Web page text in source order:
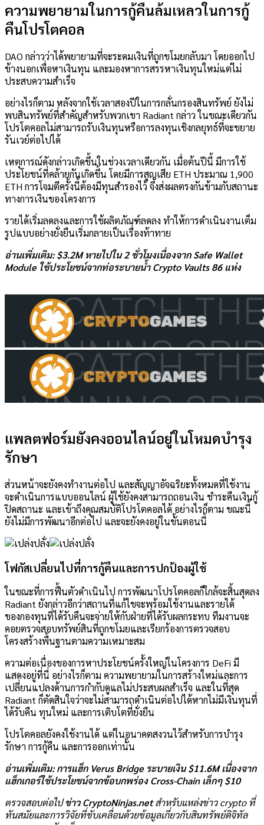
ความพยายามในการกู้คืนล้มเหลวในการกู้
คืนโปรโตคอล
DAO กล่าวว่าได้พยายามที่จะระดมเงินที่ถูกขโมยกลับมา โดยออกไป
ข้างนอกเพื่อหาเงินทุน และมองหาการสรรหาเงินทุนใหม่แต่ไม่
ประสบความสำเร็จ
อย่างไรก็ตาม หลังจากใช้เวลาสองปีในการกลั่นกรองสินทรัพย์ ยังไม่
พบสินทรัพย์ที่สำคัญสำหรับพวกเขา Radiant กล่าว ในขณะเดียวกัน
โปรโตคอลไม่สามารถรับเงินทุนหรือการลงทุนเชิงกลยุทธ์ที่จะขยาย
รันเวย์ต่อไปได้
เหตุการณ์ดังกล่าวเกิดขึ้นในช่วงเวลาเดียวกัน เมื่อต้นปีนี้ มีการใช้
ประโยชน์ที่คล้ายกันเกิดขึ้น โดยมีการสูญเสีย ETH ประมาณ 1,900
ETH การโจมตีครั้งนี้ต้องมีทุนสำรองไว้ จึงส่งผลตรงกันข้ามกับสถานะ
ทางการเงินของโครงการ
รายได้เริ่มลดลงและการใช้ผลิตภัณฑ์ลดลง ทำให้การดำเนินงานเต็ม
รูปแบบอย่างยั่งยืนเริ่มกลายเป็นเรื่องท้าทาย
อ่านเพิ่มเติม: $3.2M หายไปใน 2 ชั่วโมงเนื่องจาก Safe Wallet
Module ใช้ประโยชน์จากท่อระบายน้ำ Crypto Vaults 86 แห่ง
แพลตฟอร์มยังคงออนไลน์อยู่ในโหมดบำรุง
รักษา
ส่วนหน้าจะยังคงทำงานต่อไป และสัญญาอัจฉริยะทั้งหมดที่ใช้งาน
จะดำเนินการแบบออนไลน์ ผู้ใช้ยังคงสามารถถอนเงิน ชำระคืนเงินกู้
ปิดสถานะ และเข้าถึงคุณสมบัติโปรโตคอลได้ อย่างไรก็ตาม ขณะนี้
ยังไม่มีการพัฒนาอีกต่อไป และจะยังคงอยู่ในขั้นตอนนี้
โฟกัสเปลี่ยนไปที่การกู้คืนและการปกป้องผู้ใช้
ในขณะที่การฟื้นตัวดำเนินไป การพัฒนาโปรโตคอลก็ใกล้จะสิ้นสุดลง
Radiant ยังกล่าวอีกว่าสถานที่แก้ไขจะพร้อมใช้งานและรายได้
ของกองทุนที่ได้รับคืนจะจ่ายให้กับฝ่ายที่ได้รับผลกระทบ ทีมงานจะ
คอยตรวจสอบทรัพย์สินที่ถูกขโมยและเรียกร้องการตรวจสอบ
โครงสร้างพื้นฐานตามความเหมาะสม
ความต่อเนื่องของการหาประโยชน์ครั้งใหญ่ในโครงการ DeFi มี
แสดงอยู่ที่นี่ อย่างไรก็ตาม ความพยายามในการสร้างใหม่และการ
เปลี่ยนแปลงด้านการกำกับดูแลไม่ประสบผลสำเร็จ และในที่สุด
Radiant ก็ตัดสินใจว่าจะไม่สามารถดำเนินต่อไปได้หากไม่มีเงินทุนที่
ได้รับคืน ทุนใหม่ และการเติบโตที่ยั่งยืน
โปรโตคอลยังคงใช้งานได้ แต่ในอนาคตสงวนไว้สำหรับการบำรุง
รักษา การกู้คืน และการออกเท่านั้น
อ่านเพิ่มเติม: การแฮ็ก Verus Bridge ระบายเงิน $11.6M เนื่องจาก
แฮ็กเกอร์ใช้ประโยชน์จากข้อบกพร่อง Cross-Chain เล็กๆ $10
ตรวจสอบต่อไปข่าว CryptoNinjas.netสำหรับแหล่งข่าว crypto ที่
ทันสมัยและการวิจัยที่ขับเคลื่อนด้วยข้อมูลเกี่ยวกับสินทรัพย์ดิจิทัล